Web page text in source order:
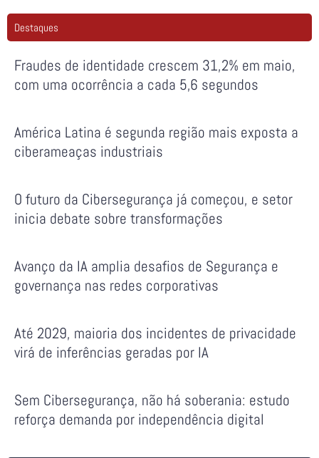
Destaques
Fraudes de identidade crescem 31,2% em maio,
com uma ocorrência a cada 5,6 segundos
América Latina é segunda região mais exposta a
ciberameaças industriais
O futuro da Cibersegurança já começou, e setor
inicia debate sobre transformações
Avanço da IA amplia desafios de Segurança e
governança nas redes corporativas
Até 2029, maioria dos incidentes de privacidade
virá de inferências geradas por IA
Sem Cibersegurança, não há soberania: estudo
reforça demanda por independência digital